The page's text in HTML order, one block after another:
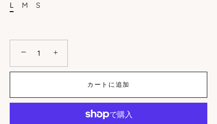
L
M S
− +
カートに追加